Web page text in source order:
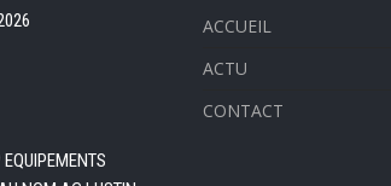
ACCUEIL
ACTU
CONTACT